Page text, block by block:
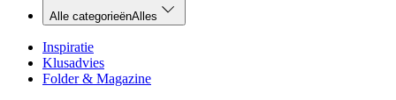
Alle categorieënAlles
Inspiratie
Klusadvies
Folder & Magazine